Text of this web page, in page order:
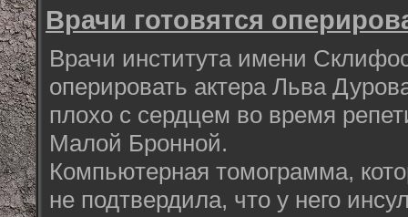
Врачи готовятся
Врачи института имени
оперировать актера Льва
плохо с сердцем во время
Малой Бронной.
Компьютерная томограмма,
не подтвердила, что у него